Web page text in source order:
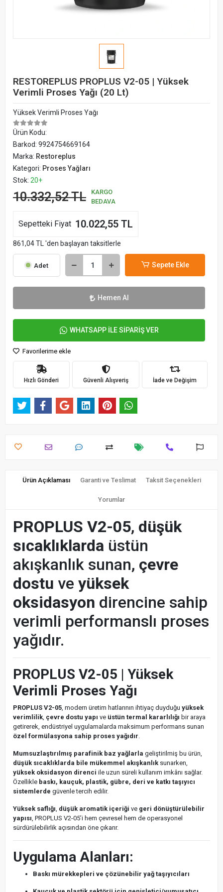
RESTOREPLUS PROPLUS V2-05 | Yüksek
Verimli Proses Yağı (20 Lt)
Yüksek Verimli Proses Yağı
Ürün Kodu:
Barkod: 9924754669164
Marka: Restoreplus
Kategori: Proses Yağları
Stok: 20+
10.332,52 TL
KARGO
BEDAVA
Sepetteki Fiyat 10.022,55 TL
861,04 TL 'den başlayan taksitlerle
Adet Sepete Ekle
Hemen Al
WHATSAPP İLE SİPARİŞ VER
Favorilerime ekle
Hızlı Gönderi Güvenli Alışveriş İade ve Değişim
Ürün Açıklaması Garanti ve Teslimat Taksit Seçenekleri
Yorumlar
PROPLUS V2-05, düşük
sıcaklıklarda üstün
akışkanlık sunan, çevre
dostu ve yüksek
oksidasyon direncine sahip
verimli performanslı proses
yağıdır.
PROPLUS V2-05 | Yüksek
Verimli Proses Yağı
PROPLUS V2-05, modern üretim hatlarının ihtiyaç duyduğu yüksek
verimlilik, çevre dostu yapı ve üstün termal kararlılığı bir araya
getirerek, endüstriyel uygulamalarda maksimum performans sunan
özel formülasyona sahip proses yağıdır.
Mumsuzlaştırılmış parafinik baz yağlarla geliştirilmiş bu ürün,
düşük sıcaklıklarda bile mükemmel akışkanlık sunarken,
yüksek oksidasyon direnci ile uzun süreli kullanım imkânı sağlar.
Özellikle baskı, kauçuk, plastik, gübre, deri ve katkı taşıyıcı
sistemlerde güvenle tercih edilir.
Yüksek saflığı, düşük aromatik içeriği ve geri dönüştürülebilir
yapısı, PROPLUS V2-05’i hem çevresel hem de operasyonel
sürdürülebilirlik açısından öne çıkarır.
Uygulama Alanları:
Baskı mürekkepleri ve çözünebilir yağ taşıyıcıları